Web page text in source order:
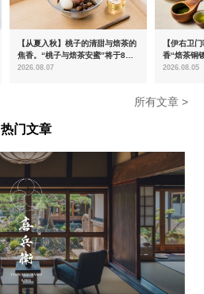
【从夏入秋】桃子的清甜与焙茶的
焦香。“桃子与焙茶安蜜”将于8月
中旬起限时发售
2026.08.07
【伊右卫
香“焙茶铜
治抹茶提
2026.08.05
所有文章 >
热门文章